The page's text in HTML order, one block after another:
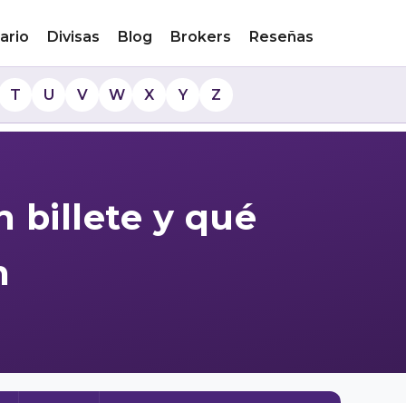
Divisas Blog Brokers Reseñas
T U V W X Y Z
billete y qué